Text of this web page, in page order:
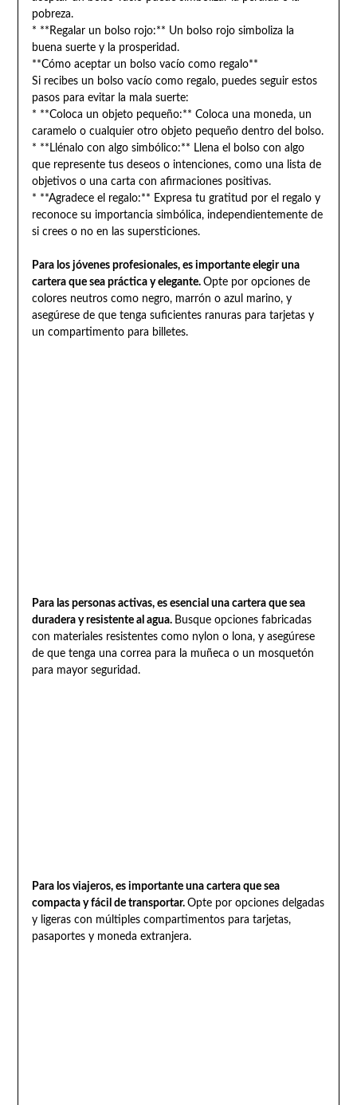
pobreza.
* **Regalar un bolso rojo:** Un bolso rojo simboliza la
buena suerte y la prosperidad.
**Cómo aceptar un bolso vacío como regalo**
Si recibes un bolso vacío como regalo, puedes seguir estos
pasos para evitar la mala suerte:
* **Coloca un objeto pequeño:** Coloca una moneda, un
caramelo o cualquier otro objeto pequeño dentro del bolso.
* **Llénalo con algo simbólico:** Llena el bolso con algo
que represente tus deseos o intenciones, como una lista de
objetivos o una carta con afirmaciones positivas.
* **Agradece el regalo:** Expresa tu gratitud por el regalo y
reconoce su importancia simbólica, independientemente de
si crees o no en las supersticiones.
Para los jóvenes profesionales, es importante elegir una
cartera que sea práctica y elegante. Opte por opciones de
colores neutros como negro, marrón o azul marino, y
asegúrese de que tenga suficientes ranuras para tarjetas y
un compartimento para billetes.
Para las personas activas, es esencial una cartera que sea
duradera y resistente al agua. Busque opciones fabricadas
con materiales resistentes como nylon o lona, y asegúrese
de que tenga una correa para la muñeca o un mosquetón
para mayor seguridad.
Para los viajeros, es importante una cartera que sea
compacta y fácil de transportar. Opte por opciones delgadas
y ligeras con múltiples compartimentos para tarjetas,
pasaportes y moneda extranjera.